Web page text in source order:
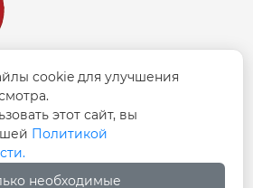
Гостиничная мебель
cookie для улучшения
этот сайт, вы
Политикой
необходимые